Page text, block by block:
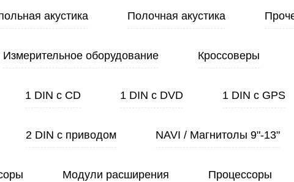
акустика Полочная акустика
Измерительное оборудование Кроссоверы
1 DIN с CD 1 DIN с DVD 1 DIN с GPS
2 DIN с приводом NAVI / Магнитолы 9"-13"
Модули расширения Процессоры